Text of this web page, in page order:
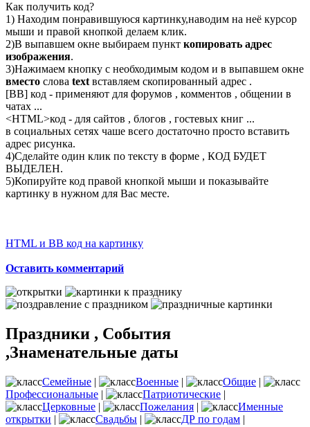
Как получить код?
1) Находим понравившуюся картинку,наводим на неё курсор
мыши и правой кнопкой делаем клик.
2)В выпавшем окне выбираем пункт копировать адрес
изображения.
3)Нажимаем кнопку с необходимым кодом и в выпавшем окне
вместо слова textвставляем скопированный адрес .
[BB] код - применяют для форумов , комментов , общении в
чатах ...
<HTML>код - для сайтов , блогов , гостевых книг ...
в социальных сетях чаше всего достаточно просто вставить
адрес рисунка.
4)Сделайте один клик по тексту в форме , КОД БУДЕТ
ВЫДЕЛЕН.
5)Копируйте код правой кнопкой мыши и показывайте
картинку в нужном для Вас месте.
HTML и BB код на картинку
Оставить комментарий
Праздники , События
,Знаменательные даты
Семейные | Военные | Общие |
Профессиональные | Патриотические |
Церковные | Пожелания |
Именные
открытки | Свадьбы | ДР по годам |